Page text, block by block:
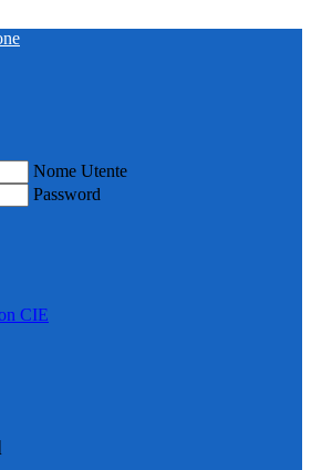
Nome Utente
Password
CIE